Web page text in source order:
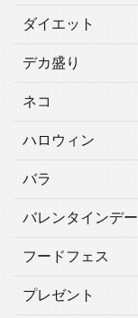
ダイエット
デカ盛り
ネコ
ハロウィン
バラ
バレンタインデー
フードフェス
プレゼント